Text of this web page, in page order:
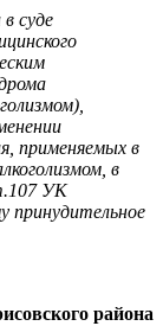
суде
применяемых в
в
УК
принудительное
района